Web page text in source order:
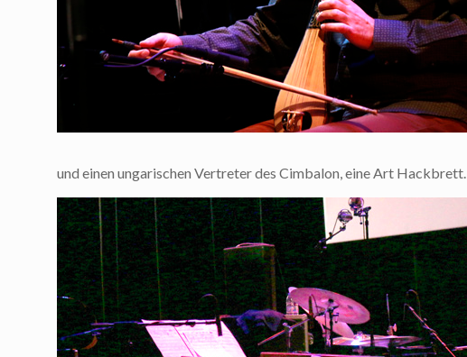
und einen ungarischen Vertreter des Cimbalon, eine Art Hackbrett.